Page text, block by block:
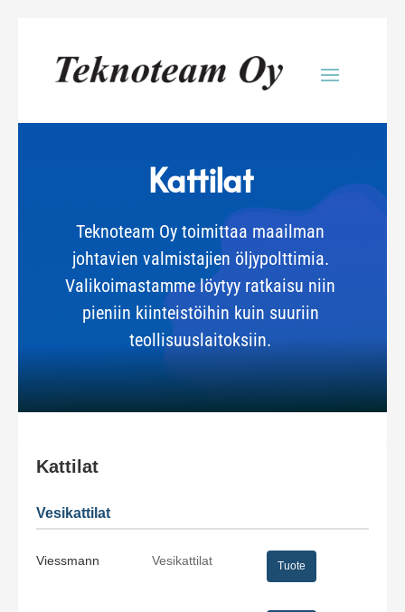
Kattilat
Teknoteam Oy toimittaa maailman
johtavien valmistajien öljypolttimia.
Valikoimastamme löytyy ratkaisu niin
pieniin kiinteistöihin kuin suuriin
teollisuuslaitoksiin.
Kattilat
Vesikattilat
Viessmann Vesikattilat Tuote